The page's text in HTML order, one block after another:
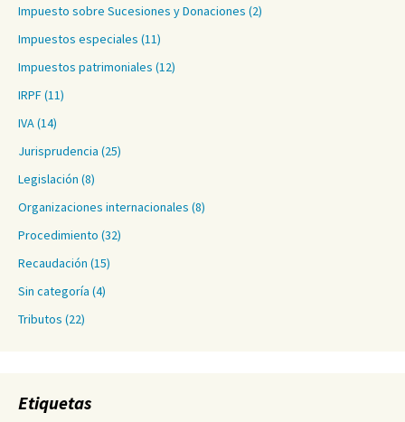
Impuesto sobre Sucesiones y Donaciones (2)
Impuestos especiales (11)
Impuestos patrimoniales (12)
IRPF(11)
IVA(14)
Jurisprudencia (25)
Legislación (8)
Organizaciones internacionales (8)
Procedimiento (32)
Recaudación (15)
Sin categoría (4)
Tributos (22)
Etiquetas